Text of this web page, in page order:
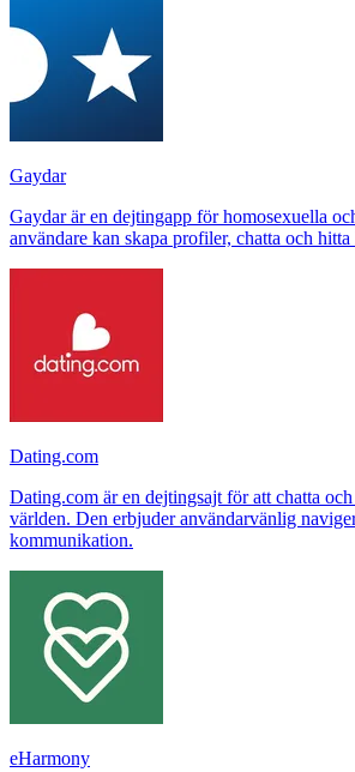
Gaydar
Gaydar är en dejtingapp för homosexuella
användare kan skapa profiler, chatta och
Dating.com
Dating.com är en dejtingsajt för att chatta
världen. Den erbjuder användarvänlig
kommunikation.
eHarmony